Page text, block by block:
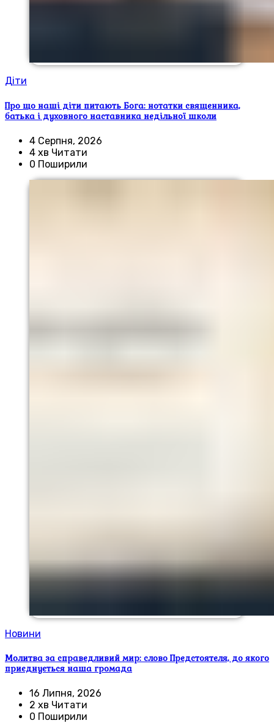
Діти
Про що наші діти питають Бога: нотатки священника,
батька і духовного наставника недільної школи
4 Серпня, 2026
4 хв Читати
0 Поширили
Новини
Молитва за справедливий мир: слово Предстоятеля, до якого
приєднується наша громада
16 Липня, 2026
2 хв Читати
0 Поширили